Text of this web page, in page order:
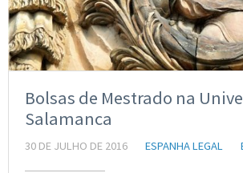
Bolsas de Mestrado na
Salamanca
30 DE JULHO DE 2016 ESPANHA LEGAL